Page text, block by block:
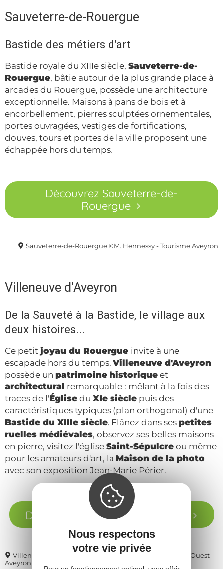
Sauveterre-de-Rouergue
Bastide des métiers d’art
Bastide royale du XIIIe siècle, Sauveterre-de-
Rouergue, bâtie autour de la plus grande place à
arcades du Rouergue, possède une architecture
exceptionnelle. Maisons à pans de bois et à
encorbellement, pierres sculptées ornementales,
portes ouvragées, vestiges de fortifications,
douves, tours et portes de la ville proposent une
échappée hors du temps.
Découvrez Sauveterre-de-
Rouergue
Sauveterre-de-Rouergue ©M. Hennessy - Tourisme Aveyron
Villeneuve d'Aveyron vue du ciel ©Mountains Legacy - Ouest
Aveyron Tourisme
Villeneuve d'Aveyron
De la Sauveté à la Bastide, le village aux
deux histoires...
Ce petit joyau du Rouergue invite à une
escapade hors du temps.Villeneuve d'Aveyron
possède un patrimoine historique et
architectural remarquable : mêlant à la fois des
traces de l'Église du XIe siècle puis des
caractéristiques typiques (plan orthogonal) d'une
Bastide du XIIIe siècle. Flânez dans ses petites
ruelles médiévales, observez ses belles maisons
en pierre, visitez l'église Saint-Sépulcre ou même
pour les amateurs d'art, la Maison de la photo
avec son exposition Jean-Marie Périer.
Découvrez Villeneuve d'Aveyron
Nous respectons
votre vie privée